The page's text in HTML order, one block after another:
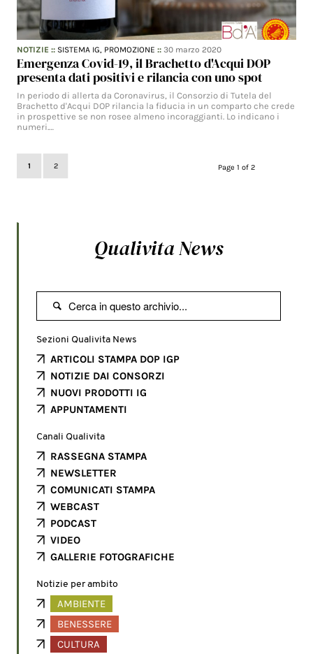
NOTIZIE :: SISTEMA IG, PROMOZIONE ::30 marzo 2020
Emergenza Covid-19, il Brachetto d'Acqui DOP
presenta dati positivi e rilancia con uno spot
In periodo di allerta da Coronavirus, il Consorzio di Tutela del
Brachetto d'Acqui DOP rilancia la fiducia in un comparto che crede
in prospettive se non rosee almeno incoraggianti. Lo indicano i
numeri.…
Page 1 of 2
1 2
Qualivita News

Sezioni Qualivita News
ARTICOLI STAMPA DOP IGP
NOTIZIE DAI CONSORZI
NUOVI PRODOTTI IG
APPUNTAMENTI
Canali Qualivita
RASSEGNA STAMPA
NEWSLETTER
COMUNICATI STAMPA
WEBCAST
PODCAST
VIDEO
GALLERIE FOTOGRAFICHE
Notizie per ambito
AMBIENTE
BENESSERE
CULTURA